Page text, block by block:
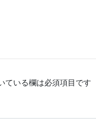
ている欄は必須項目です